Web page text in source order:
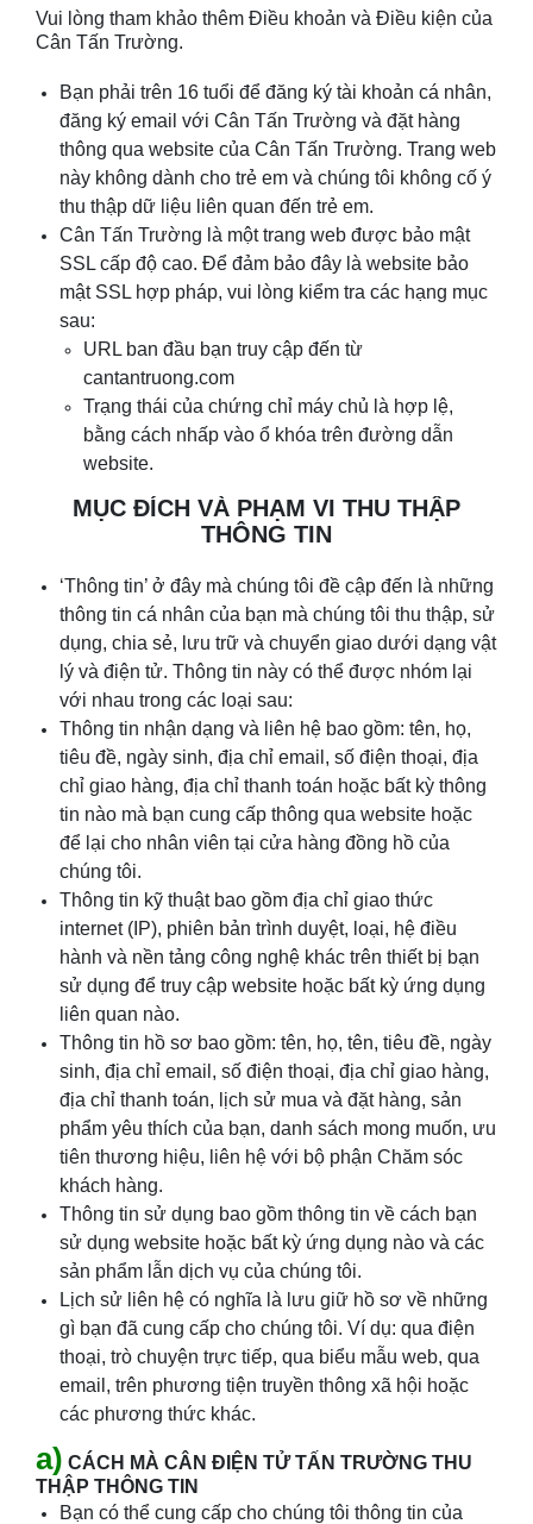
Vui lòng tham khảo thêm Điều khoản và Điều kiện của
Cân Tấn Trường.
Bạn phải trên 16 tuổi để đăng ký tài khoản cá nhân,
đăng ký email với Cân Tấn Trường và đặt hàng
thông qua website của Cân Tấn Trường. Trang web
này không dành cho trẻ em và chúng tôi không cố ý
thu thập dữ liệu liên quan đến trẻ em.
Cân Tấn Trường là một trang web được bảo mật
SSL cấp độ cao. Để đảm bảo đây là website bảo
mật SSL hợp pháp, vui lòng kiểm tra các hạng mục
sau:
URL ban đầu bạn truy cập đến từ
cantantruong.com
Trạng thái của chứng chỉ máy chủ là hợp lệ,
bằng cách nhấp vào ổ khóa trên đường dẫn
website.
MỤC ĐÍCH VÀ PHẠM VI THU THẬP
THÔNG TIN
‘Thông tin’ ở đây mà chúng tôi đề cập đến là những
thông tin cá nhân của bạn mà chúng tôi thu thập, sử
dụng, chia sẻ, lưu trữ và chuyển giao dưới dạng vật
lý và điện tử. Thông tin này có thể được nhóm lại
với nhau trong các loại sau:
Thông tin nhận dạng và liên hệ bao gồm: tên, họ,
tiêu đề, ngày sinh, địa chỉ email, số điện thoại, địa
chỉ giao hàng, địa chỉ thanh toán hoặc bất kỳ thông
tin nào mà bạn cung cấp thông qua website hoặc
để lại cho nhân viên tại cửa hàng đồng hồ của
chúng tôi.
Thông tin kỹ thuật bao gồm địa chỉ giao thức
internet (IP), phiên bản trình duyệt, loại, hệ điều
hành và nền tảng công nghệ khác trên thiết bị bạn
sử dụng để truy cập website hoặc bất kỳ ứng dụng
liên quan nào.
Thông tin hồ sơ bao gồm: tên, họ, tên, tiêu đề, ngày
sinh, địa chỉ email, số điện thoại, địa chỉ giao hàng,
địa chỉ thanh toán, lịch sử mua và đặt hàng, sản
phẩm yêu thích của bạn, danh sách mong muốn, ưu
tiên thương hiệu, liên hệ với bộ phận Chăm sóc
khách hàng.
Thông tin sử dụng bao gồm thông tin về cách bạn
sử dụng website hoặc bất kỳ ứng dụng nào và các
sản phẩm lẫn dịch vụ của chúng tôi.
Lịch sử liên hệ có nghĩa là lưu giữ hồ sơ về những
gì bạn đã cung cấp cho chúng tôi. Ví dụ: qua điện
thoại, trò chuyện trực tiếp, qua biểu mẫu web, qua
email, trên phương tiện truyền thông xã hội hoặc
các phương thức khác.
a) CÁCH MÀ CÂN ĐIỆN TỬ TẤN TRƯỜNG THU
THẬP THÔNG TIN
Bạn có thể cung cấp cho chúng tôi thông tin của